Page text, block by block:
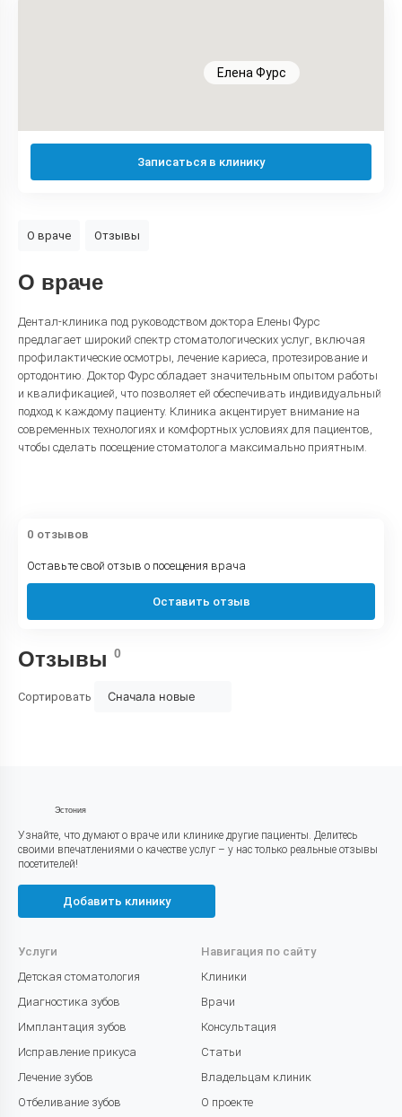
Еленa Фурс
Записаться в клинику
О враче Отзывы
О враче
Дентал-клиника под руководством доктора Елены Фурс
предлагает широкий спектр стоматологических услуг, включая
профилактические осмотры, лечение кариеса, протезирование и
ортодонтию. Доктор Фурс обладает значительным опытом работы
и квалификацией, что позволяет ей обеспечивать индивидуальный
подход к каждому пациенту. Клиника акцентирует внимание на
современных технологиях и комфортных условиях для пациентов,
чтобы сделать посещение стоматолога максимально приятным.
Отзывы 0
Сортировать Сначала новые
0 отзывов
Оставьте свой отзыв о посещения врача
Оставить отзыв
Эстония
Узнайте, что думают о враче или клинике другие пациенты. Делитесь
своими впечатлениями о качестве услуг – у нас только реальные отзывы
посетителей!
Добавить клинику
Услуги
Детская стоматология
Диагностика зубов
Имплантация зубов
Исправление прикуса
Лечение зубов
Отбеливание зубов
Навигация по сайту
Клиники
Врачи
Консультация
Статьи
Владельцам клиник
О проекте